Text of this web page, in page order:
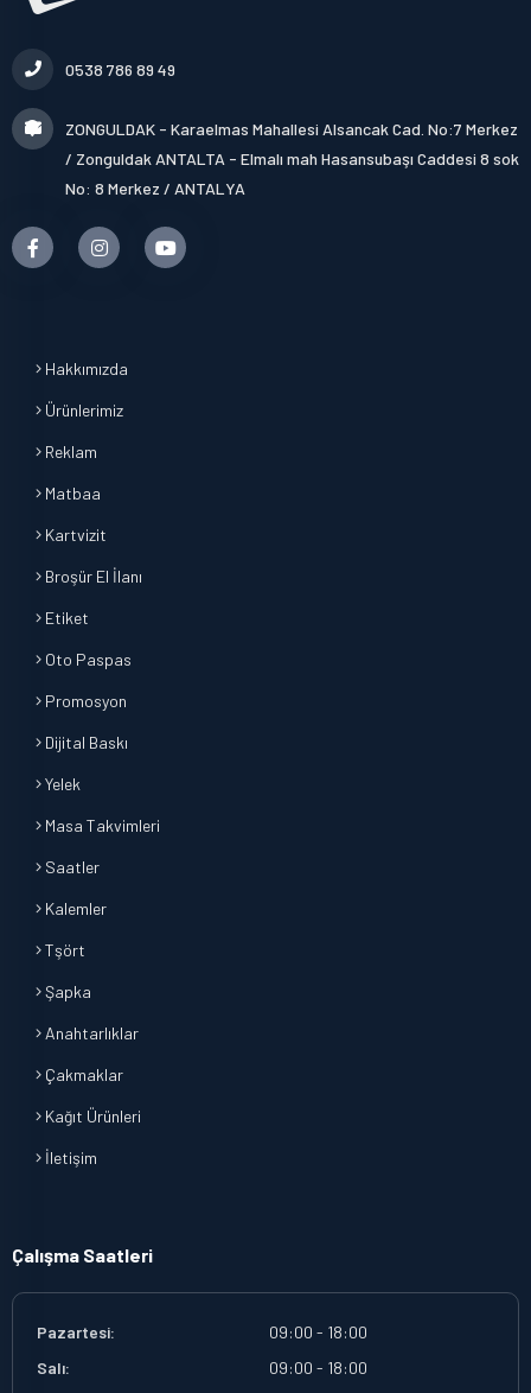
0538 786 89 49
ZONGULDAK - Karaelmas Mahallesi Alsancak Cad. No:7 Merkez
/ Zonguldak ANTALTA - Elmalı mah Hasansubaşı Caddesi 8 sok
No: 8 Merkez / ANTALYA
Hakkımızda
Ürünlerimiz
Reklam
Matbaa
Kartvizit
Broşür El İlanı
Etiket
Oto Paspas
Promosyon
Dijital Baskı
Yelek
Masa Takvimleri
Saatler
Kalemler
Tşört
Şapka
Anahtarlıklar
Çakmaklar
Kağıt Ürünleri
İletişim
Çalışma Saatleri
Pazartesi:
09:00 - 18:00
Salı:
09:00 - 18:00